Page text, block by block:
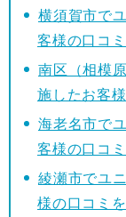
横須賀市で
客様の口コ
南区（相模
施したお客
海老名市で
客様の口コ
綾瀬市でユ
様の口コミを